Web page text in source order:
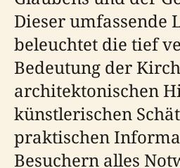
Dieser umfassende
beleuchtet die tief
Bedeutung der
architektonischen
künstlerischen
praktischen
Besuchern alles